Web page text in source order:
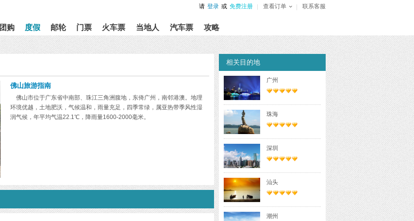
请 登录 或 免费注册 查看订单 联系客服
团购 度假 邮轮 门票 火车票 当地人 汽车票 攻略
佛山旅游指南
佛山市位于广东省中南部、珠江三角洲腹地，东倚广州，南邻港澳。地理
环境优越，土地肥沃，气候温和，雨量充足，四季常绿，属亚热带季风性湿
润气候，年平均气温22.1℃，降雨量1600-2000毫米。
相关目的地
广州
珠海
深圳
汕头
潮州